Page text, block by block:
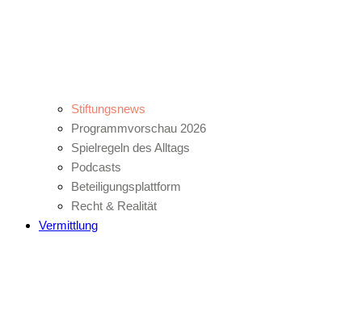
Stiftungsnews
Programmvorschau 2026
Spielregeln des Alltags
Podcasts
Beteiligungsplattform
Recht & Realität
Vermittlung